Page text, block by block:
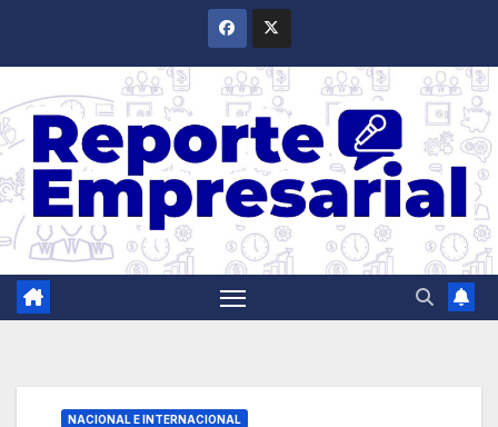
NACIONAL E INTERNACIONAL